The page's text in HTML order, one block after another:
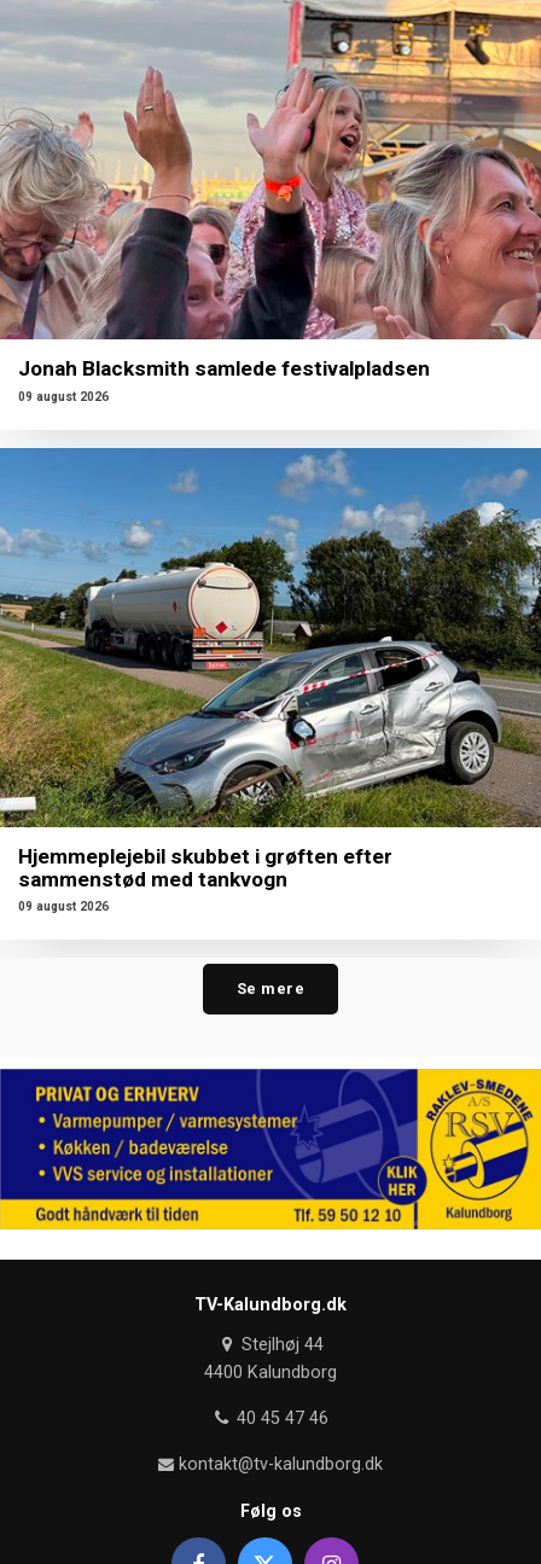
Jonah Blacksmith samlede festivalpladsen
09 august 2026
Hjemmeplejebil skubbet i grøften efter
sammenstød med tankvogn
09 august 2026
Se mere
TV-Kalundborg.dk
Stejlhøj 44
4400 Kalundborg
40 45 47 46
kontakt@tv-kalundborg.dk
Følg os